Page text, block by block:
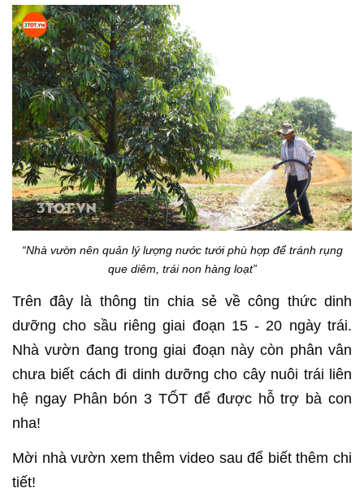
“Nhà vườn nên quản lý lượng nước tưới phù hợp để tránh rụng
que diêm, trái non hàng loạt”
Trên đây là thông tin chia sẻ về công thức dinh
dưỡng cho sầu riêng giai đoạn 15 - 20 ngày trái.
Nhà vườn đang trong giai đoạn này còn phân vân
chưa biết cách đi dinh dưỡng cho cây nuôi trái liên
hệ ngay Phân bón 3 TỐT để được hỗ trợ bà con
nha!
Mời nhà vườn xem thêm video sau để biết thêm chi
tiết!